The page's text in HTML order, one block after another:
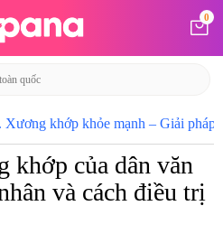
0
Xương khớp khỏe mạnh – Giải pháp
khớp của dân văn
và cách điều trị